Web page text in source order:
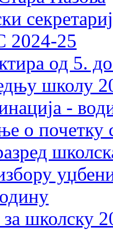
25
од 5.
школу
-
о почетку
школску